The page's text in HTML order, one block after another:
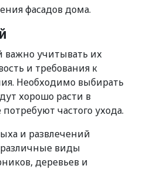
фасадов дома.
важно учитывать их
и требования к
Необходимо выбирать
хорошо расти в
частого ухода.
и развлечений
виды
деревьев и